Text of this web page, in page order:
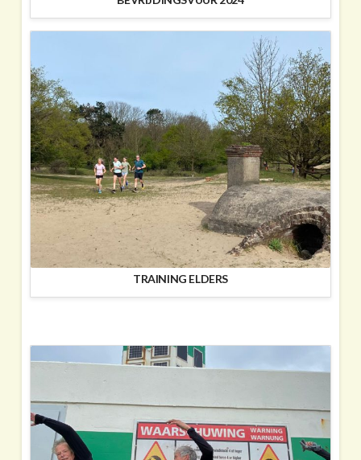
TRAINING ELDERS